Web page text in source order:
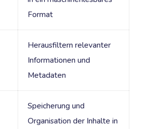
Format
Herausfiltern relevanter
Informationen und
Metadaten
Speicherung und
Organisation der Inhalte in